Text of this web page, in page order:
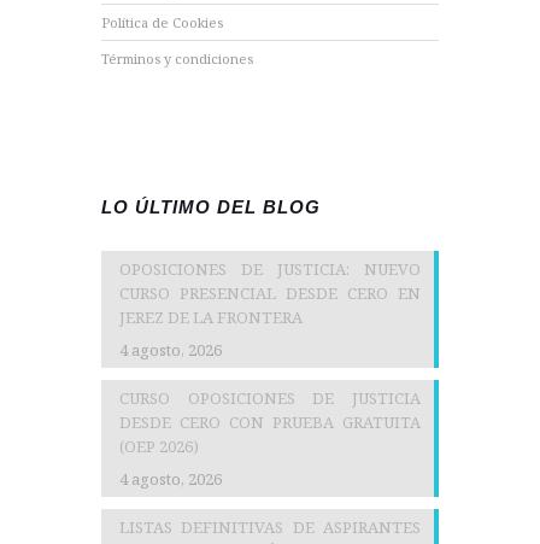
Política de Cookies
Términos y condiciones
LO ÚLTIMO DEL BLOG
OPOSICIONES DE JUSTICIA: NUEVO
CURSO PRESENCIAL DESDE CERO EN
JEREZ DE LA FRONTERA
4 agosto, 2026
CURSO OPOSICIONES DE JUSTICIA
DESDE CERO CON PRUEBA GRATUITA
(OEP 2026)
4 agosto, 2026
LISTAS DEFINITIVAS DE ASPIRANTES